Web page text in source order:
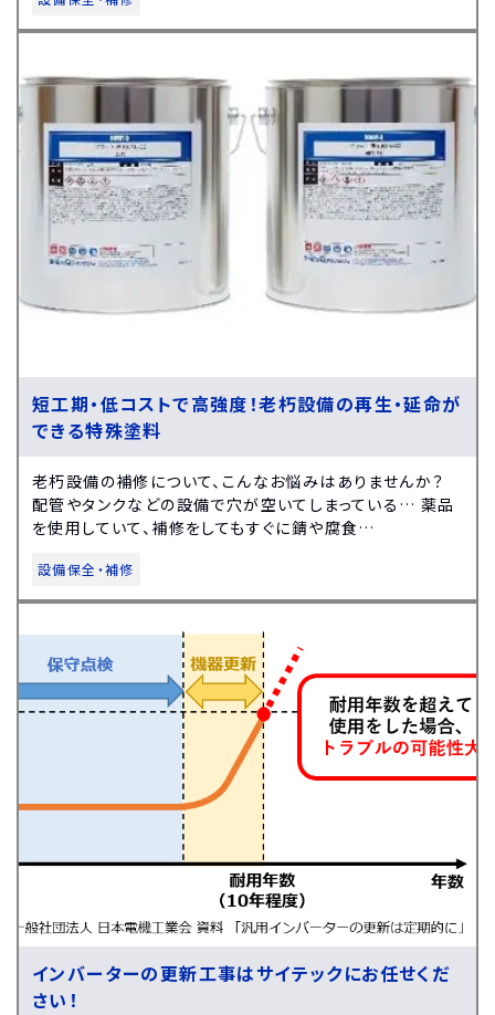
短工期・低コストで高強度！老朽設備の再生・延命が
できる特殊塗料
老朽設備の補修について、こんなお悩みはありませんか？
配管やタンクなどの設備で穴が空いてしまっている… 薬品
を使用していて、補修をしてもすぐに錆や腐食…
設備保全・補修
インバーターの更新工事はサイテックにお任せくだ
さい！